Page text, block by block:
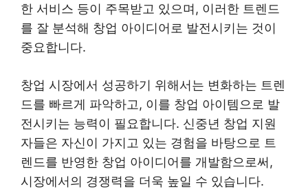
한 서비스 등이 주목받고 있으며, 이러한 트렌드
를 잘 분석해 창업 아이디어로 발전시키는 것이
중요합니다.
창업 시장에서 성공하기 위해서는 변화하는 트렌
드를 빠르게 파악하고, 이를 창업 아이템으로 발
전시키는 능력이 필요합니다. 신중년 창업 지원
자들은 자신이 가지고 있는 경험을 바탕으로 트
렌드를 반영한 창업 아이디어를 개발함으로써,
시장에서의 경쟁력을 더욱 높일 수 있습니다.